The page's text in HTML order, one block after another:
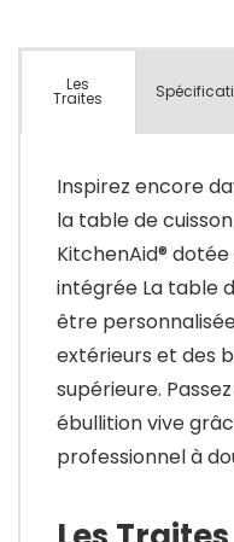
Les
Traites
Inspirez encore
la table de
KitchenAid®
intégrée La table
être
extérieurs et des
supérieure.
ébullition vive
professionnel à